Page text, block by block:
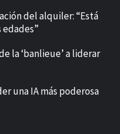
del alquiler: “Está
la ‘banlieue’ a liderar
una IA más poderosa